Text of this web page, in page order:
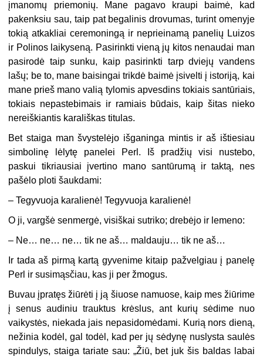
įmanomų priemonių. Mane pagavo kraupi baimė, kad
pakenksiu sau, taip pat begalinis drovumas, turint omenyje
tokią atkakliai ceremoningą ir neprieinamą panelių Luizos
ir Polinos laikyseną. Pasirinkti vieną jų kitos nenaudai man
pasirodė taip sunku, kaip pasirinkti tarp dviejų vandens
lašų; be to, mane baisingai trikdė baimė įsivelti į istoriją, kai
mane prieš mano valią tylomis apvesdins tokiais santūriais,
tokiais nepastebimais ir ramiais būdais, kaip šitas nieko
nereiškiantis karališkas titulas.
Bet staiga man švystelėjo išganinga mintis ir aš ištiesiau
simbolinę lėlytę panelei Perl. Iš pradžių visi nustebo,
paskui tikriausiai įvertino mano santūrumą ir taktą, nes
pašėlo ploti šaukdami:
– Tegyvuoja karalienė! Tegyvuoja karalienė!
O ji, vargšė senmergė, visiškai sutriko; drebėjo ir lemeno:
– Ne… ne… ne… tik ne aš… maldauju… tik ne aš…
Ir tada aš pirmą kartą gyvenime kitaip pažvelgiau į panelę
Perl ir susimąsčiau, kas ji per žmogus.
Buvau įpratęs žiūrėti į ją šiuose namuose, kaip mes žiūrime
į senus audiniu trauktus krėslus, ant kurių sėdime nuo
vaikystės, niekada jais nepasidomėdami. Kurią nors dieną,
nežinia kodėl, gal todėl, kad per jų sėdynę nuslysta saulės
spindulys, staiga tariate sau: „Žiū, bet juk šis baldas labai